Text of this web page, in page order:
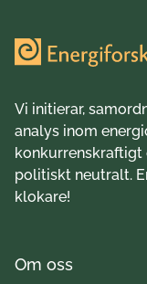
Vi initierar,
analys inom
konkurrenskraftigt
politiskt neutralt.
klokare!
Om oss